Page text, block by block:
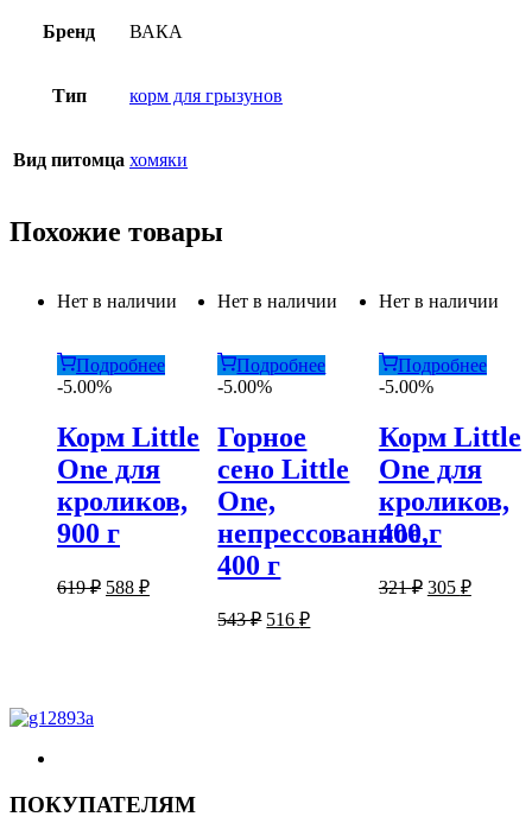
Бренд ВАКА
Тип корм для грызунов
Вид питомца хомяки
Похожие товары
Нет в наличии
Подробнее
-5.00%
Корм Little
One для
кроликов,
900 г
619₽ Первоначальная
588 ₽Текущая
Нет в наличии
Подробнее
-5.00%
Горное
сено Little
One,
непрессованное,
400 г
543₽ Первоначальная
516₽Текущая
Нет в наличии
Подробнее
-5.00%
Корм Little
One для
кроликов,
400 г
321₽ 305 ₽
ПОКУПАТЕЛЯМ